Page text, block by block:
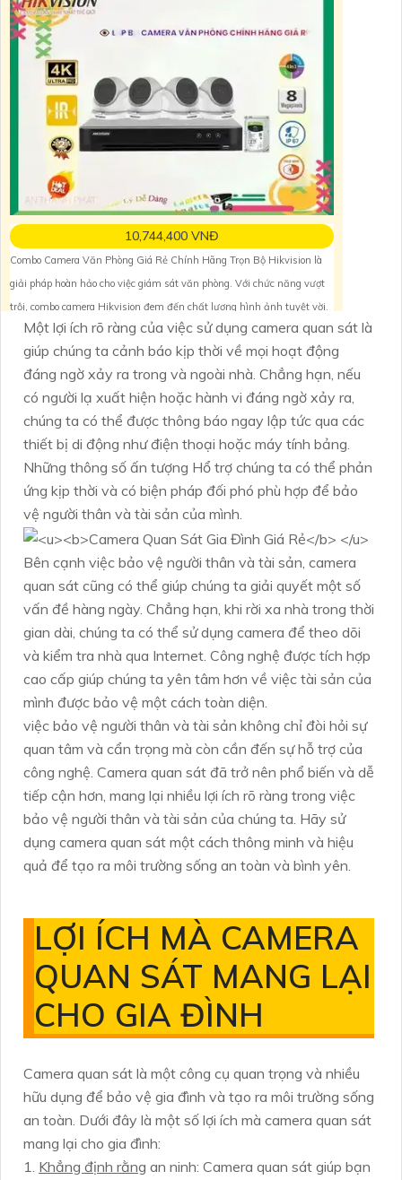
10,744,400 VNĐ
Combo Camera Văn Phòng Giá Rẻ Chính Hãng Trọn Bộ Hikvision là
giải pháp hoàn hảo cho việc giám sát văn phòng. Với chức năng vượt
trội, combo camera Hikvision đem đến chất lượng hình ảnh tuyệt vời.
Sản phẩm được trang bị công nghệ mới nhất, cho phép thu hình chất
lượng cao và rõ nét. 🥈️ ' '
Một lợi ích rõ ràng của việc sử dụng camera quan sát là
giúp chúng ta cảnh báo kịp thời về mọi hoạt động
đáng ngờ xảy ra trong và ngoài nhà. Chẳng hạn, nếu
có người lạ xuất hiện hoặc hành vi đáng ngờ xảy ra,
chúng ta có thể được thông báo ngay lập tức qua các
thiết bị di động như điện thoại hoặc máy tính bảng.
Những thông số ấn tượng Hổ trợ chúng ta có thể phản
ứng kịp thời và có biện pháp đối phó phù hợp để bảo
vệ người thân và tài sản của mình.
Bên cạnh việc bảo vệ người thân và tài sản, camera
quan sát cũng có thể giúp chúng ta giải quyết một số
vấn đề hàng ngày. Chẳng hạn, khi rời xa nhà trong thời
gian dài, chúng ta có thể sử dụng camera để theo dõi
và kiểm tra nhà qua Internet. Công nghệ được tích hợp
cao cấp giúp chúng ta yên tâm hơn về việc tài sản của
mình được bảo vệ một cách toàn diện.
việc bảo vệ người thân và tài sản không chỉ đòi hỏi sự
quan tâm và cẩn trọng mà còn cần đến sự hỗ trợ của
công nghệ. Camera quan sát đã trở nên phổ biến và dễ
tiếp cận hơn, mang lại nhiều lợi ích rõ ràng trong việc
bảo vệ người thân và tài sản của chúng ta. Hãy sử
dụng camera quan sát một cách thông minh và hiệu
quả để tạo ra môi trường sống an toàn và bình yên.
LỢI ÍCH MÀ CAMERA
QUAN SÁT MANG LẠI
CHO GIA ĐÌNH
Camera quan sát là một công cụ quan trọng và nhiều
hữu dụng để bảo vệ gia đình và tạo ra môi trường sống
an toàn. Dưới đây là một số lợi ích mà camera quan sát
mang lại cho gia đình:
1. Khẳng định rằng an ninh: Camera quan sát giúp bạn